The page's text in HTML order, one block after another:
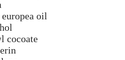
oil
cocoate